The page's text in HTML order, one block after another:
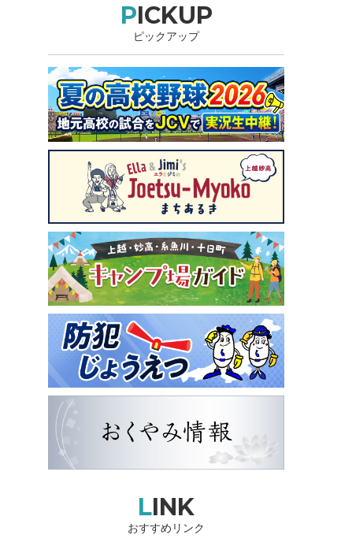
PICKUP
ピックアップ
LINK
おすすめリンク